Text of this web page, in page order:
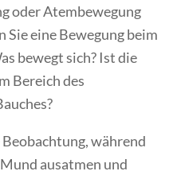
oder Atembewegung
Sie eine Bewegung beim
bewegt sich? Ist die
Bereich des
während
ausatmen und